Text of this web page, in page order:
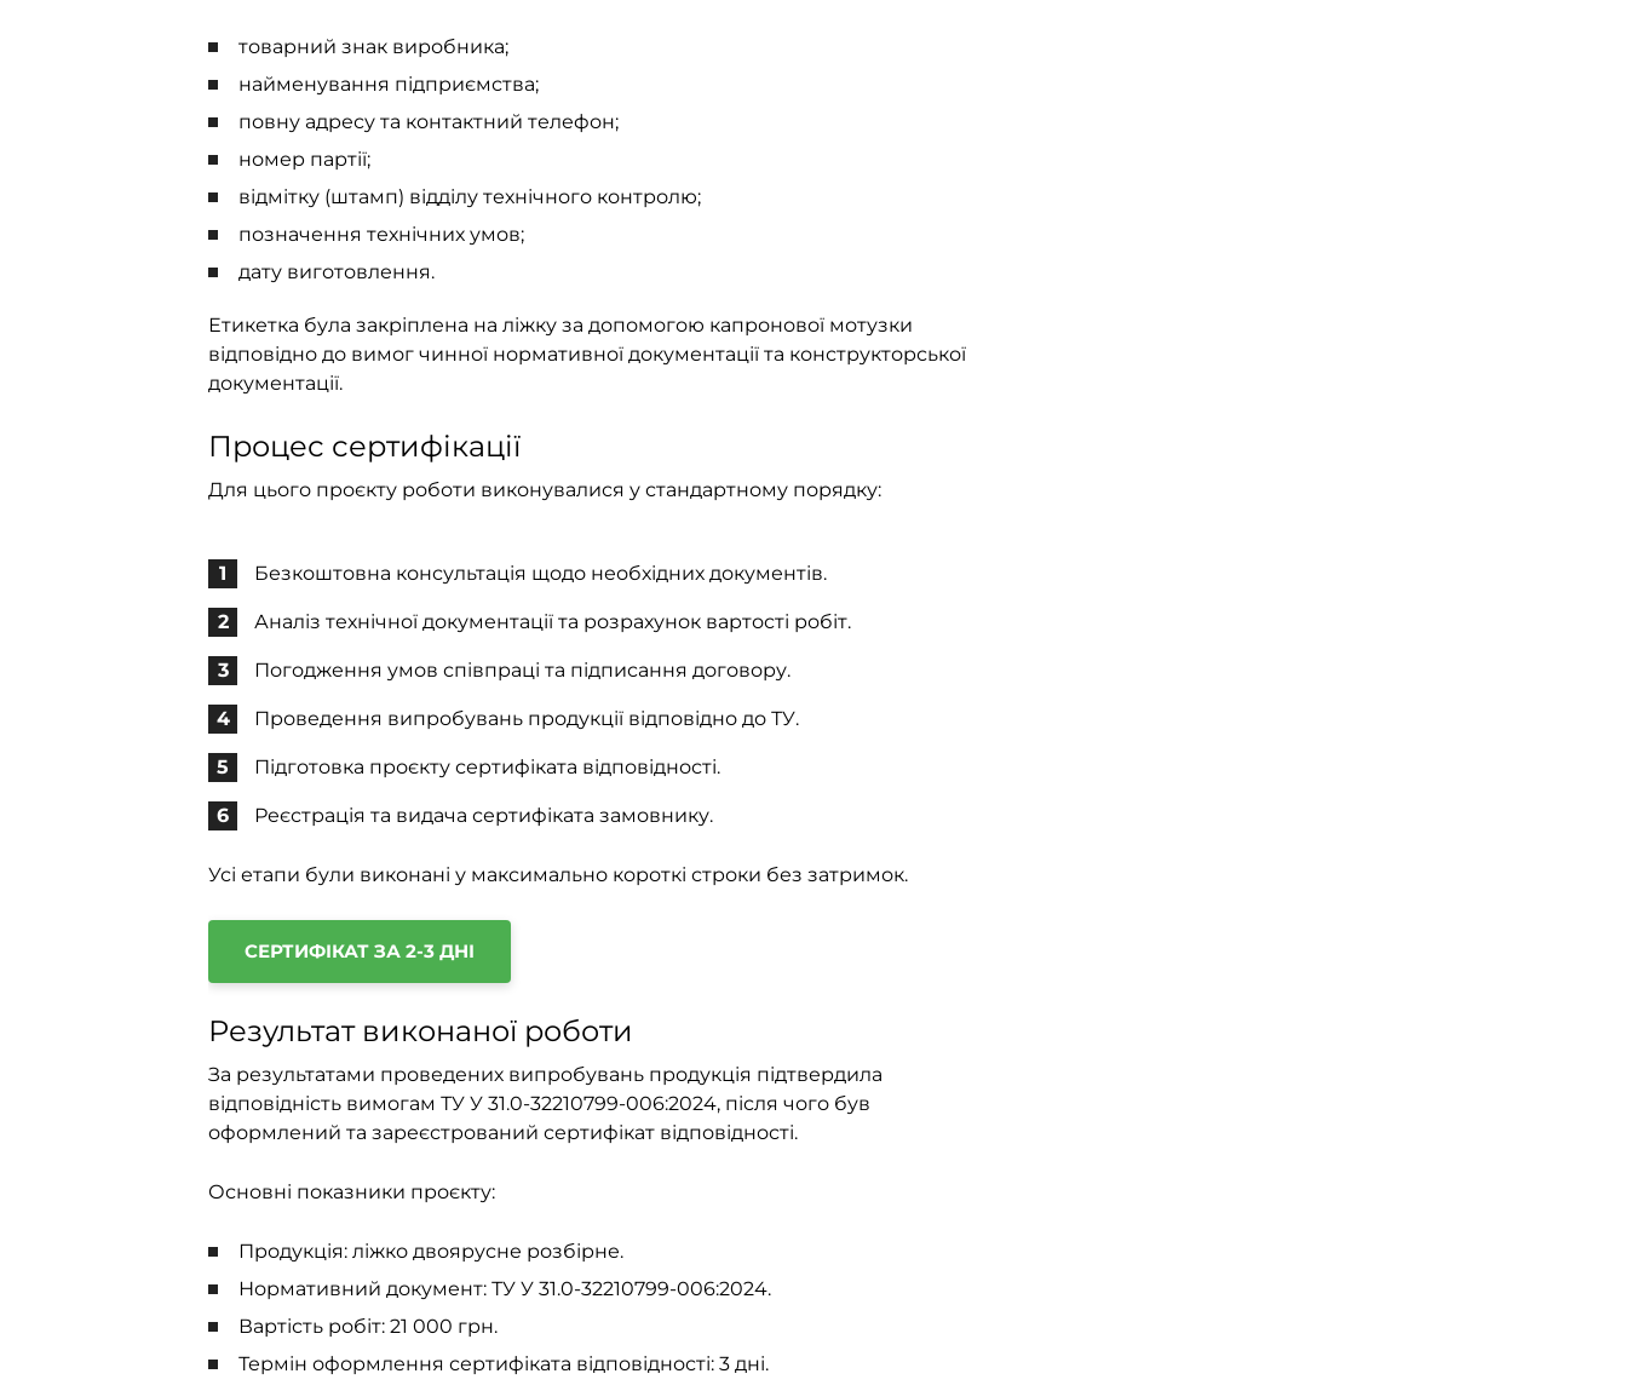
товарний знак виробника;
найменування підприємства;
повну адресу та контактний телефон;
номер партії;
відмітку (штамп) відділу технічного контролю;
позначення технічних умов;
дату виготовлення.
Етикетка була закріплена на ліжку за допомогою капронової мотузки
відповідно до вимог чинної нормативної документації та конструкторської
документації.
Процес сертифікації
Для цього проєкту роботи виконувалися у стандартному порядку:
Безкоштовна консультація щодо необхідних документів.
Аналіз технічної документації та розрахунок вартості робіт.
Погодження умов співпраці та підписання договору.
Проведення випробувань продукції відповідно до ТУ.
Підготовка проєкту сертифіката відповідності.
Реєстрація та видача сертифіката замовнику.
Усі етапи були виконані у максимально короткі строки без затримок.
СЕРТИФІКАТ ЗА 2-3 ДНІ
Результат виконаної роботи
За результатами проведених випробувань продукція підтвердила
відповідність вимогам ТУ У 31.0-32210799-006:2024, після чого був
оформлений та зареєстрований сертифікат відповідності.
Основні показники проєкту:
Продукція: ліжко двоярусне розбірне.
Нормативний документ: ТУ У 31.0-32210799-006:2024.
Вартість робіт: 21 000 грн.
Термін оформлення сертифіката відповідності: 3 дні.